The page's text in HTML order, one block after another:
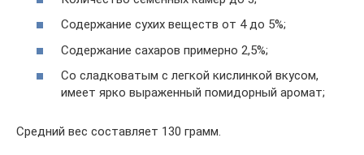
Содержание сухих веществ от 4 до 5%;
Содержание сахаров примерно 2,5%;
Со сладковатым с легкой кислинкой вкусом,
имеет ярко выраженный помидорный аромат;
Средний вес составляет 130 грамм.